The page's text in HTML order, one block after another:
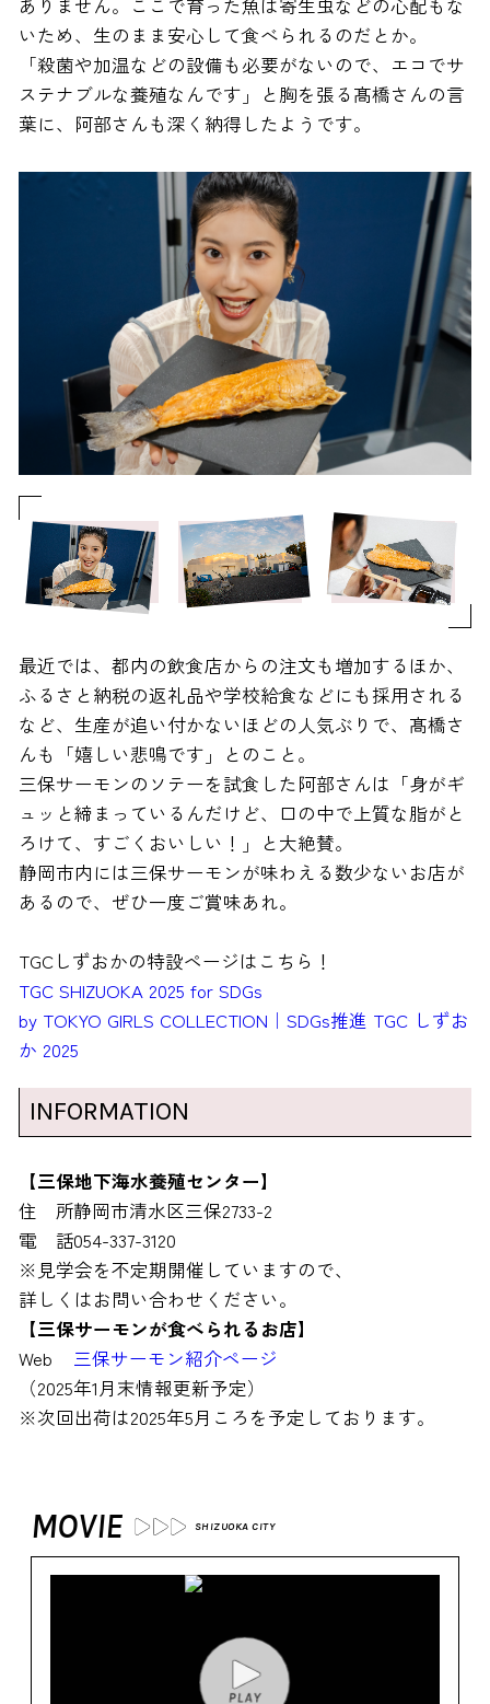
いため、生のまま安心して食べられるのだとか。
「殺菌や加温などの設備も必要がないので、エコでサ
ステナブルな養殖なんです」と胸を張る髙橋さんの言
葉に、阿部さんも深く納得したようです。
最近では、都内の飲食店からの注文も増加するほか、
ふるさと納税の返礼品や学校給食などにも採用される
など、生産が追い付かないほどの人気ぶりで、髙橋さ
んも「嬉しい悲鳴です」とのこと。
三保サーモンのソテーを試食した阿部さんは「身がギ
ュッと締まっているんだけど、口の中で上質な脂がと
ろけて、すごくおいしい！」と大絶賛。
静岡市内には三保サーモンが味わえる数少ないお店が
あるので、ぜひ一度ご賞味あれ。
TGCしずおかの特設ページはこちら！
TGC SHIZUOKA 2025 for SDGs
by TOKYO GIRLS COLLECTION｜SDGs推進 TGC しずお
か 2025
INFORMATION
【三保地下海水養殖センター】
住 所静岡市清水区三保2733-2
電 話054-337-3120
※見学会を不定期開催していますので、
詳しくはお問い合わせください。
【三保サーモンが食べられるお店】
Web
三保サーモン紹介ページ
（2025年1月末情報更新予定）
※次回出荷は2025年5月ころを予定しております。
MOVIE SHIZUOKA CITY